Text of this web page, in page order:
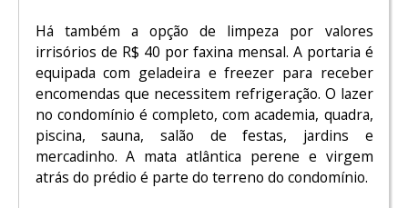
Há também a opção de limpeza por valores
irrisórios de R$ 40 por faxina mensal. A portaria é
equipada com geladeira e freezer para receber
encomendas que necessitem refrigeração. O lazer
no condomínio é completo, com academia, quadra,
piscina, sauna, salão de festas, jardins e
mercadinho. A mata atlântica perene e virgem
atrás do prédio é parte do terreno do condomínio.